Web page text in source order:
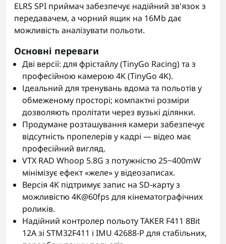
ELRS SPI приймач забезпечує надійний зв'язок з
передавачем, а чорний ящик на 16Mb дає
можливість аналізувати польоти.
Основні переваги
Дві версії: для фрістайлу (TinyGo Racing) та з
професійною камерою 4K (TinyGo 4K).
Ідеальний для тренувань вдома та польотів у
обмеженому просторі; компактні розміри
дозволяють пролітати через вузькі ділянки.
Продумане розташування камери забезпечує
відсутність пропелерів у кадрі — відео має
професійний вигляд.
VTX RAD Whoop 5.8G з потужністю 25~400mW
мінімізує ефект «желе» у відеозаписах.
Версія 4K підтримує запис на SD-карту з
можливістю 4K@60fps для кінематографічних
роликів.
Надійний контролер польоту TAKER F411 8Bit
12A зі STM32F411 і IMU 42688-P для стабільних,